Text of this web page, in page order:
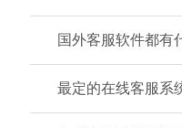
国外客服软件都有
最定的在线客服系